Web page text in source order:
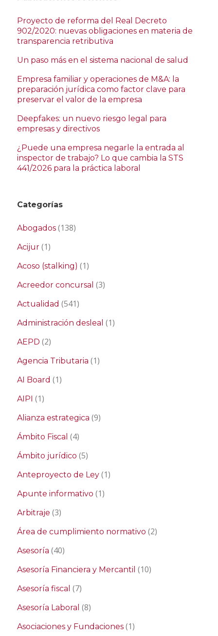
Proyecto de reforma del Real Decreto
902/2020: nuevas obligaciones en materia de
transparencia retributiva
Un paso más en el sistema nacional de salud
Empresa familiar y operaciones de M&A: la
preparación jurídica como factor clave para
preservar el valor de la empresa
Deepfakes: un nuevo riesgo legal para
empresas y directivos
¿Puede una empresa negarle la entrada al
inspector de trabajo? Lo que cambia la STS
441/2026 para la práctica laboral
Categorías
Abogados (138)
Acijur (1)
Acoso (stalking) (1)
Acreedor concursal (3)
Actualidad (541)
Administración desleal (1)
AEPD (2)
Agencia Tributaria (1)
AI Board (1)
AIPI (1)
Alianza estrategica (9)
Ámbito Fiscal (4)
Ámbito jurídico (5)
Anteproyecto de Ley (1)
Apunte informativo (1)
Arbitraje (3)
Área de cumplimiento normativo (2)
Asesoría (40)
Asesoría Financiera y Mercantil (10)
Asesoría fiscal (7)
Asesoría Laboral (8)
Asociaciones y Fundaciones (1)